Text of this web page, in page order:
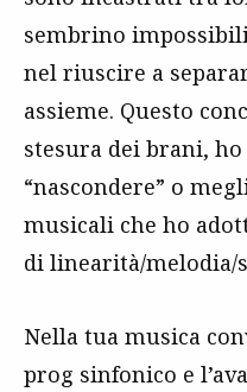
sembrino
nel riuscire a
assieme. Questo
stesura dei brani,
“nascondere” o
musicali che ho
di linearità/melodia/
Nella tua musica
prog sinfonico e